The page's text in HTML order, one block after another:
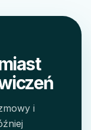
i